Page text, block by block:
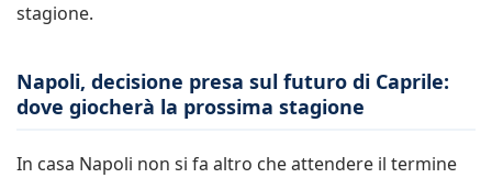
stagione.
Napoli, decisione presa sul futuro di Caprile:
dove giocherà la prossima stagione
In casa Napoli non si fa altro che attendere il termine